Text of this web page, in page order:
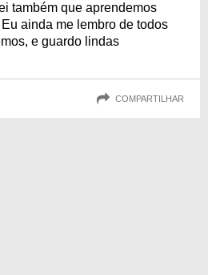
também que aprendemos
ainda me lembro de todos
e guardo lindas
COMPARTILHAR